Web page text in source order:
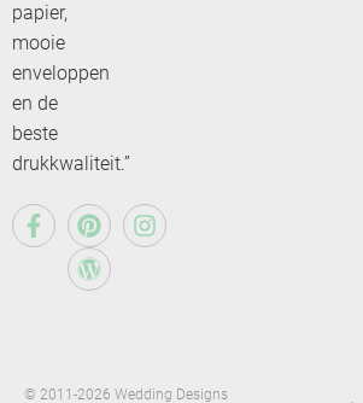
papier,
mooie
enveloppen
en de
beste
drukkwaliteit.”
© 2011-2026 Wedding Designs